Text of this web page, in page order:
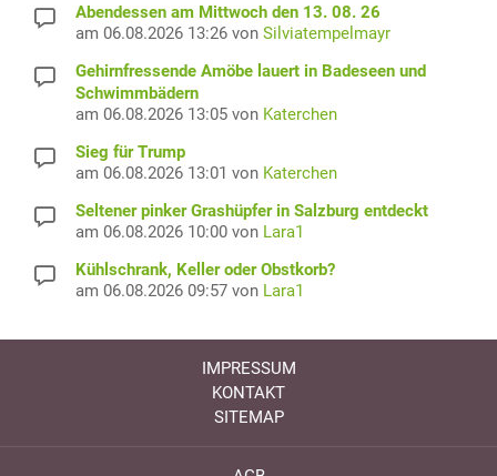
Abendessen am Mittwoch den 13. 08. 26
am 06.08.2026 13:26 von Silviatempelmayr
Gehirnfressende Amöbe lauert in Badeseen und
Schwimmbädern
am 06.08.2026 13:05 von Katerchen
Sieg für Trump
am 06.08.2026 13:01 von Katerchen
Seltener pinker Grashüpfer in Salzburg entdeckt
am 06.08.2026 10:00 von Lara1
Kühlschrank, Keller oder Obstkorb?
am 06.08.2026 09:57 von Lara1
IMPRESSUM
KONTAKT
SITEMAP